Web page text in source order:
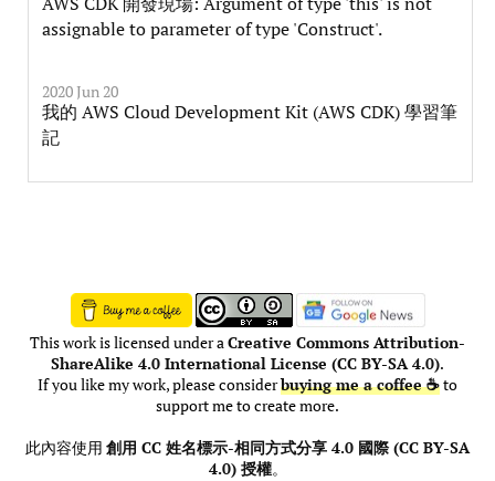
assignable to parameter of type 'Construct'.
2020 Jun 20
我的 AWS Cloud Development Kit (AWS CDK) 學習筆
記
This work is licensed under aCreative Commons Attribution-
ShareAlike 4.0 International License (CC BY-SA 4.0).
If you like my work, please considerbuying me a coffee ☕to
support me to create more.
此內容使用 創用 CC 姓名標示-相同方式分享 4.0 國際 (CC BY-SA
4.0) 授權。